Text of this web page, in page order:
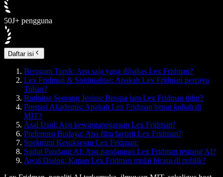
50J+ pengguna
Daftar isi
Beragam Topik: Apa saja yang dibahas Lex Fridman?
Lex Fridman & Spiritualitas: Apakah Lex Fridman percaya
Tuhan?
Rutinitas Seorang Jenius: Berapa jam Lex Fridman tidur?
Prestasi Akademis: Apakah Lex Fridman benar kuliah di
MIT?
Asal Usul: Apa kewarganegaraan Lex Fridman?
Preferensi Budaya: Apa film favorit Lex Fridman?
Spektrum Kesuksesan Lex Fridman:
Sudut Pandang AI: Apa pandangan Lex Fridman tentang AI?
Awal Dialog: Kapan Lex Fridman mulai bicara di publik?